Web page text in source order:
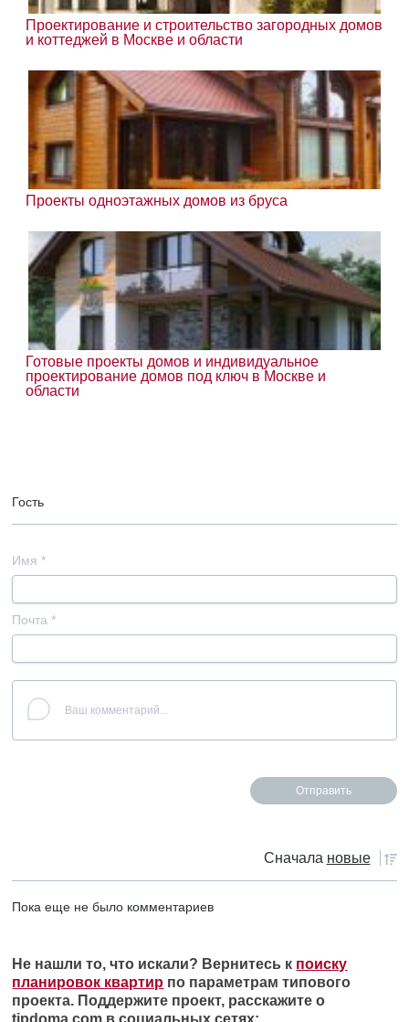
Проектирование и строительство загородных домов
и коттеджей в Москве и области
Проекты одноэтажных домов из бруса
Готовые проекты домов и индивидуальное
проектирование домов под ключ в Москве и
области
Гость
Имя *
Почта *
Сначала новые
Пока еще не было комментариев
Не нашли то, что искали? Вернитесь к поиску
планировок квартир по параметрам типового
проекта. Поддержите проект, расскажите о
tipdoma.com в социальных сетях: